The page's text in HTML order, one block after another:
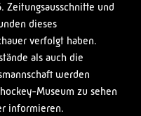
Zeitungsausschnitte und
dieses
verfolgt haben.
als auch die
werden
Museum zu sehen
informieren.